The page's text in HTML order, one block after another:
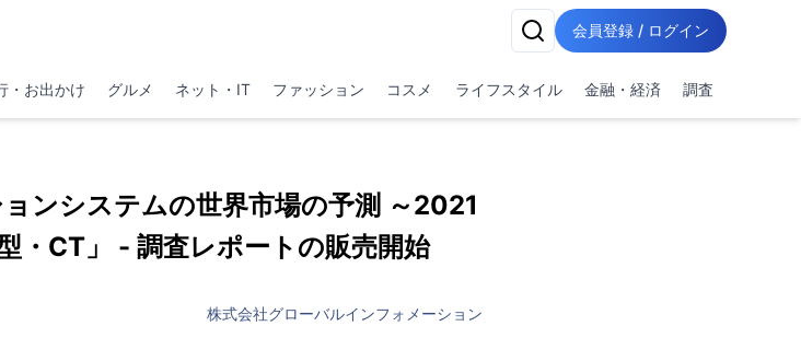
会員登録 / ログイン
・お出かけ グルメ ネット・IT ファッション コスメ ライフスタイル 金融・経済 調査
ンシステムの世界市場の予測 ～2021
・CT」 - 調査レポートの販売開始
株式会社グローバルインフォメーション